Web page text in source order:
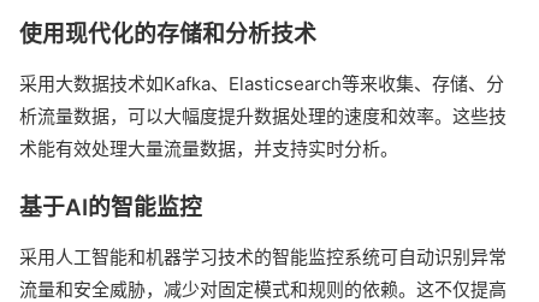
使用现代化的存储和分析技术
采用大数据技术如Kafka、Elasticsearch等来收集、存储、分
析流量数据，可以大幅度提升数据处理的速度和效率。这些技
术能有效处理大量流量数据，并支持实时分析。
基于AI的智能监控
采用人工智能和机器学习技术的智能监控系统可自动识别异常
流量和安全威胁，减少对固定模式和规则的依赖。这不仅提高